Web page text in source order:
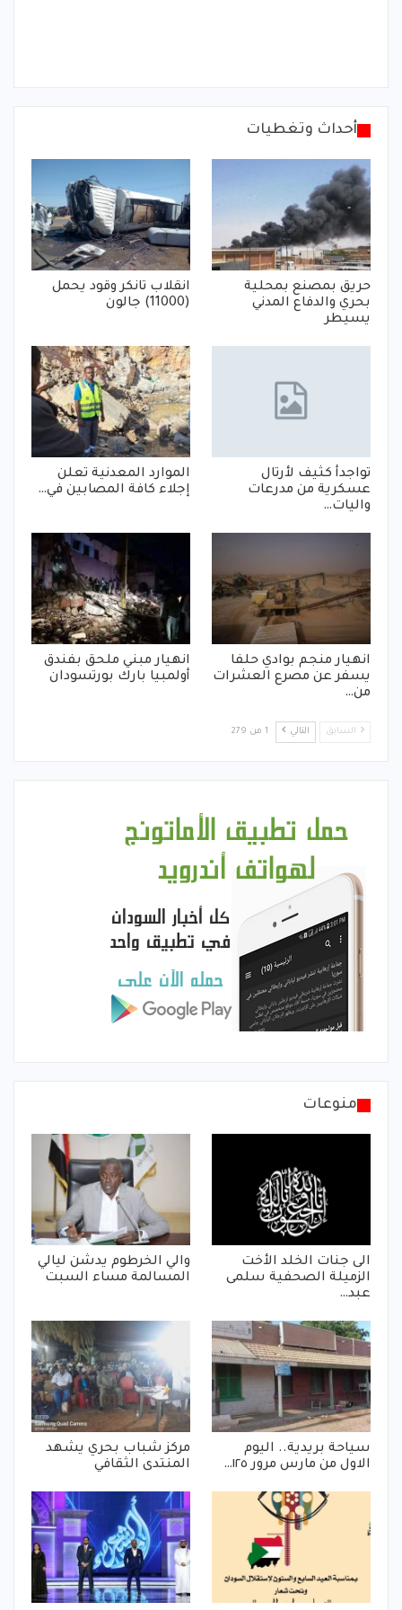
أحداث وتغطيات
حريق بمصنع بمحلية
بحري والدفاع المدني
يسيطر
انقلاب تانكر وقود يحمل
(11000) جالون
تواجدأ كثيف لأرتال
عسكرية من مدرعات
واليات…
الموارد المعدنية تعلن
إجلاء كافة المصابين في…
انهيار منجم بوادي حلفا
يسفر عن مصرع العشرات
من…
انهيار مبني ملحق بفندق
أولمبيا بارك بورتسودان
السابق التالي 1 من 279
منوعات
الى جنات الخلد الأخت
الزميلة الصحفية سلمى
عبد…
والي الخرطوم يدشن ليالي
المسالمة مساء السبت
سياحة بريدية.. اليوم
الاول من مارس مرور ١٢٥…
مركز شباب بحري يشهد
المنتدى الثقافي